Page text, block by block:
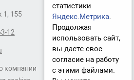
компании
1, 155
12
статистики
Яндекс.Метрика.
Продолжая
использовать сайт,
вы даете свое
согласие на работу
с этими файлами.